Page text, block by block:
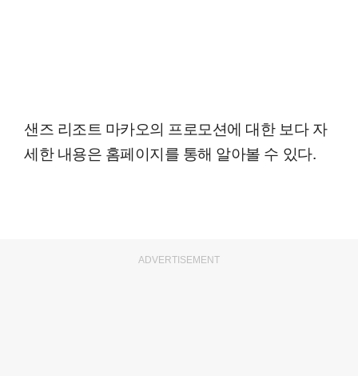
샌즈 리조트 마카오의 프로모션에 대한 보다 자
세한 내용은 홈페이지를 통해 알아볼 수 있다.
ADVERTISEMENT